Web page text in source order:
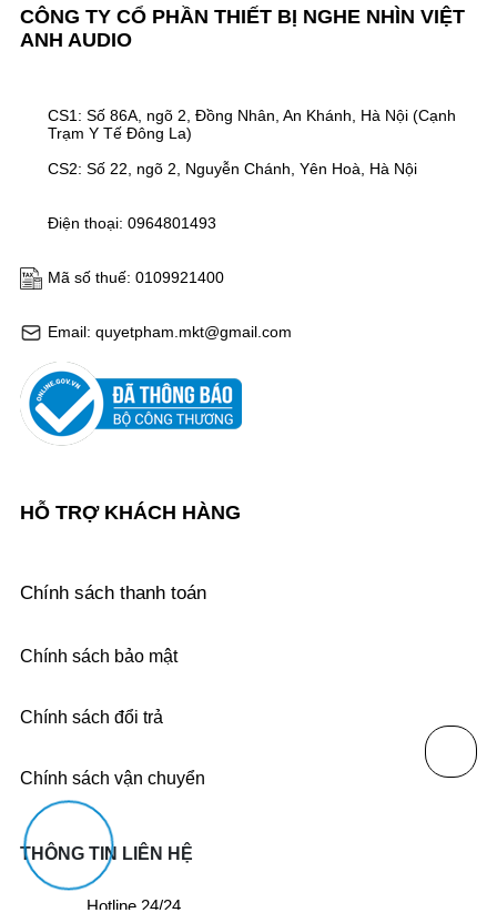
CÔNG TY CỔ PHẦN THIẾT BỊ NGHE NHÌN VIỆT
ANH AUDIO
Email: quyetpham.mkt@gmail.com
Mã số thuế: 0109921400
Điện thoại: 0964801493
CS1: Số 86A, ngõ 2, Đồng Nhân, An Khánh, Hà Nội (Cạnh
Trạm Y Tế Đông La)
CS2: Số 22, ngõ 2, Nguyễn Chánh, Yên Hoà, Hà Nội
HỖ TRỢ KHÁCH HÀNG
Chính sách thanh toán
Chính sách bảo mật
Chính sách đổi trả
Chính sách vận chuyển
THÔNG TIN LIÊN HỆ
Hotline 24/24